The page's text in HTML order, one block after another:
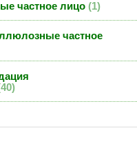
частное лицо 1
частное
40